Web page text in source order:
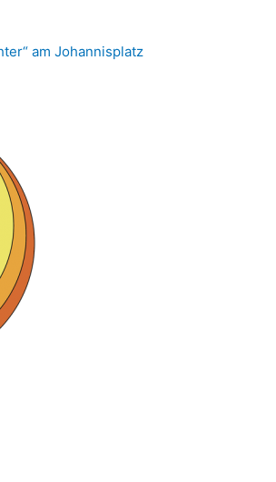
am Johannisplatz